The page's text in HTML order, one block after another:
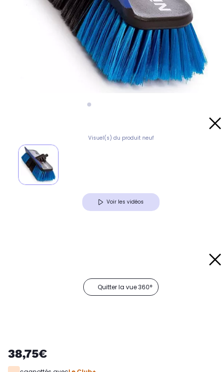
Visuel(s) du produit neuf
Voir les vidéos
Quitter la vue 360°
38,75€